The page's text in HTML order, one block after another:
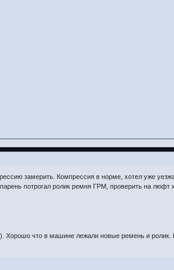
замерить. Компрессия в норме, хотел уже
потрогал ролик ремня ГРМ, проверить на люфт
Хорошо что в машине лежали новые ремень и ролик.